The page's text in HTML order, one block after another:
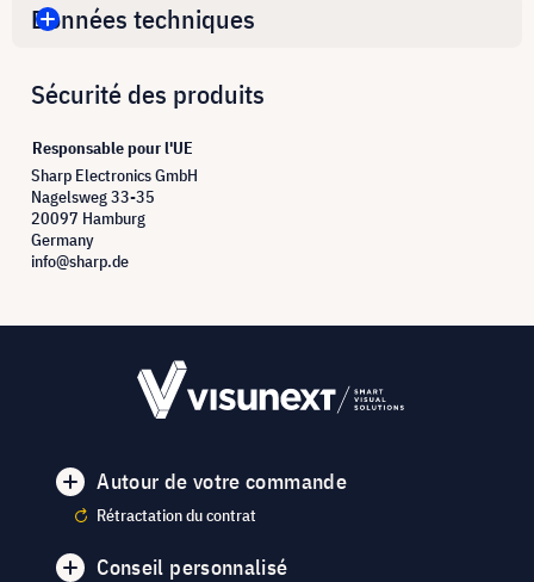
Données techniques
Sécurité des produits
Responsable pour l'UE
Sharp Electronics GmbH
Nagelsweg 33-35
20097 Hamburg
Germany
info@sharp.de
Autour de votre commande
Rétractation du contrat
Conseil personnalisé